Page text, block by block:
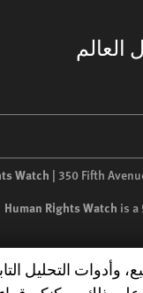
Watch | 350 Fifth
Human Rights Watch is a
وأدوات